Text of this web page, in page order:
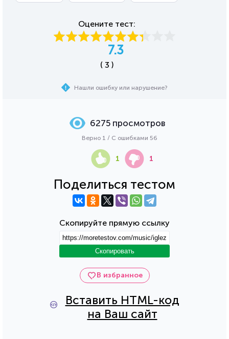
Оцените тест:
7.3
( 3 )
Нашли ошибку или нарушение?
В избранное
Вставить HTML-код
на Ваш сайт
Поделиться тестом
Скопируйте прямую ссылку
Скопировать
6275 просмотров
Верно 1 / С ошибками 56
1 1